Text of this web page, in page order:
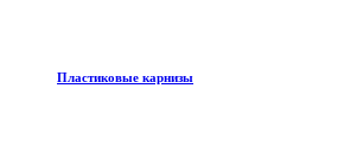
Пластиковые карнизы